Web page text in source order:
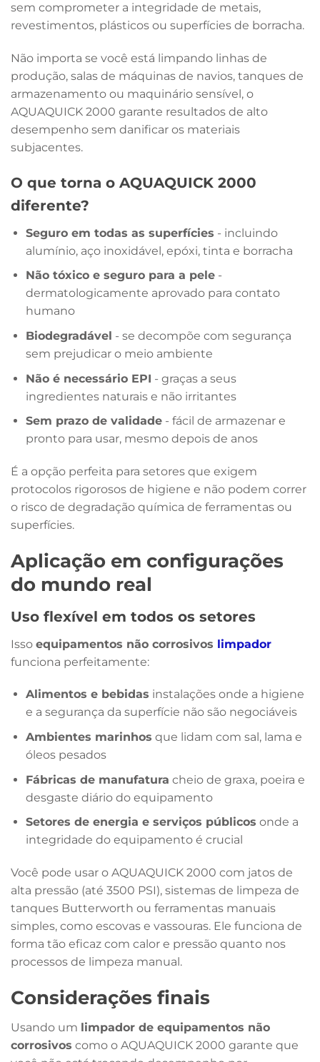
sem comprometer a integridade de metais,
revestimentos, plásticos ou superfícies de borracha.
Não importa se você está limpando linhas de
produção, salas de máquinas de navios, tanques de
armazenamento ou maquinário sensível, o
AQUAQUICK 2000 garante resultados de alto
desempenho sem danificar os materiais
subjacentes.
O que torna o AQUAQUICK 2000
diferente?
Seguro em todas as superfícies - incluindo
alumínio, aço inoxidável, epóxi, tinta e borracha
Não tóxico e seguro para a pele-
dermatologicamente aprovado para contato
humano
Biodegradável - se decompõe com segurança
sem prejudicar o meio ambiente
Não é necessário EPI - graças a seus
ingredientes naturais e não irritantes
Sem prazo de validade- fácil de armazenar e
pronto para usar, mesmo depois de anos
É a opção perfeita para setores que exigem
protocolos rigorosos de higiene e não podem correr
o risco de degradação química de ferramentas ou
superfícies.
Aplicação em configurações
do mundo real
Uso flexível em todos os setores
Isso equipamentos não corrosivos limpador
funciona perfeitamente:
Alimentos e bebidas instalações onde a higiene
e a segurança da superfície não são negociáveis
Ambientes marinhos que lidam com sal, lama e
óleos pesados
Fábricas de manufatura cheio de graxa, poeira e
desgaste diário do equipamento
Setores de energia e serviços públicos onde a
integridade do equipamento é crucial
Você pode usar o AQUAQUICK 2000 com jatos de
alta pressão (até 3500 PSI), sistemas de limpeza de
tanques Butterworth ou ferramentas manuais
simples, como escovas e vassouras. Ele funciona de
forma tão eficaz com calor e pressão quanto nos
processos de limpeza manual.
Considerações finais
Usando um limpador de equipamentos não
corrosivos como o AQUAQUICK 2000 garante que